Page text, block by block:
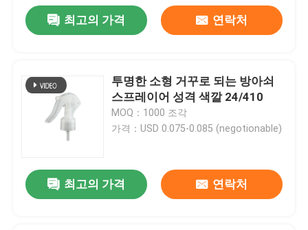
최고의 가격 연락처
투명한 소형 거꾸로 되는 방아쇠
스프레이어 성격 색깔 24/410
MOQ：1000 조각
가격：USD 0.075-0.085 (negotionable)
최고의 가격 연락처